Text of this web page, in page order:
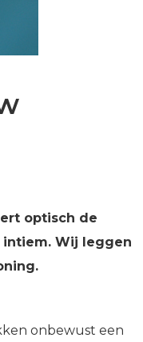
optisch de
Wij leggen
onbewust een